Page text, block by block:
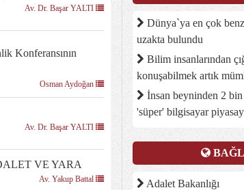
Av. Dr. Başar YALTI
Konferansının
Osman Aydoğan
Av. Dr. Başar YALTI
VE YARA
Av. Yakup Battal
Dünya`ya en çok
uzakta bulundu
Bilim insanlarından
konuşabilmek artık
İnsan beyninden 2 bin
'süper' bilgisayar
Adalet Bakanlığı